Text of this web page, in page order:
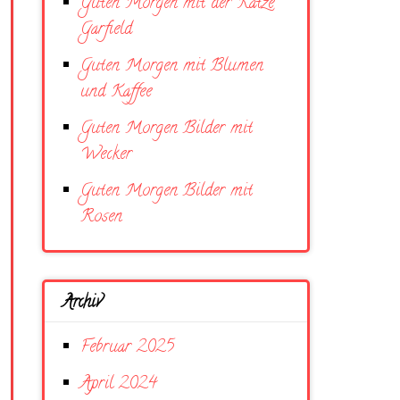
Garfield
Guten Morgen mit Blumen
und Kaffee
Guten Morgen Bilder mit
Wecker
Guten Morgen Bilder mit
Rosen
Archiv
Februar 2025
April 2024